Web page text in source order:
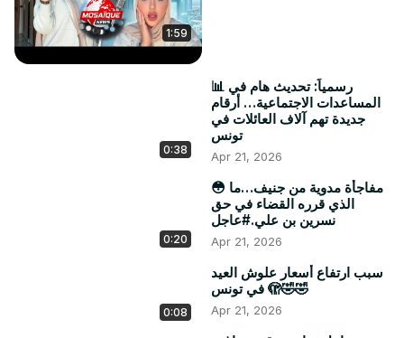
1:59
0:38
📊 رسمياً: تحديث هام في
المساعدات الاجتماعية… أرقام
جديدة تهم آلاف العائلات في
تونس
Apr 21, 2026
0:20
😳 مفاجأة مدوية من جنيف…ما
الذي قرره القضاء في حق
نسرين بن علي.#عاجل
Apr 21, 2026
0:08
سبب ارتفاع أسعار علوش العيد
في تونس 🫣🤣🤣
Apr 21, 2026